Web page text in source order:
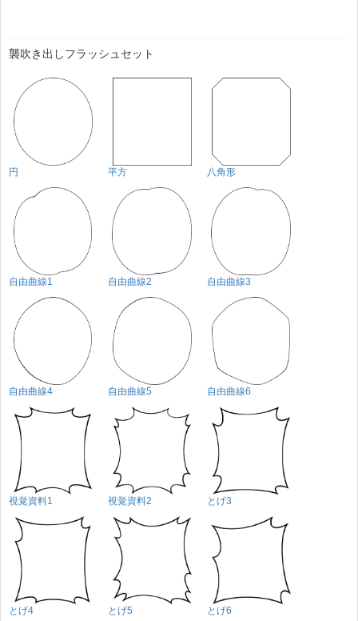
襲吹き出しフラッシュセット
円 平方 八角形
自由曲線1 自由曲線2 自由曲線3
自由曲線4 自由曲線5 自由曲線6
視覚資料1 視覚資料2 とげ3
とげ4 とげ5 とげ6